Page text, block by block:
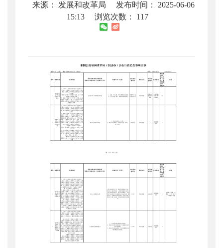
来源： 发展和改革局
发布时间： 2025-06-06
15:13
浏览次数： 117